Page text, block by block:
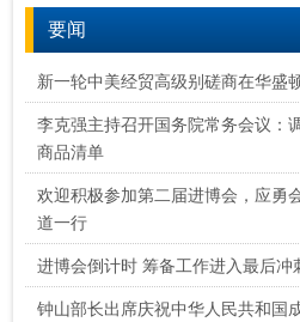
要闻
新一轮中美经贸高级别磋商在华盛
李克强主持召开国务院常务会议：
商品清单
欢迎积极参加第二届进博会，应勇
道一行
进博会倒计时 筹备工作进入最后冲
钟山部长出席庆祝中华人民共和国